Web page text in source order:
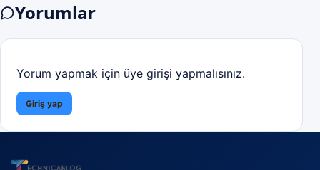
Yorumlar
Yorum yapmak için üye girişi yapmalısınız.
Giriş yap